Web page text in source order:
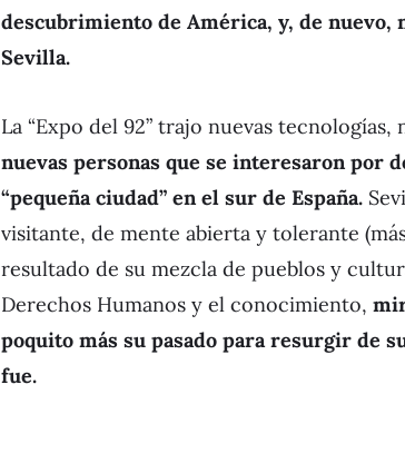
descubrimiento de América, y, de
Sevilla.
La “Expo del 92” trajo nuevas
nuevas personas que se interesaron por
“pequeña ciudad” en el sur de España.
visitante, de mente abierta y tolerante
resultado de su mezcla de pueblos y
Derechos Humanos y el conocimiento,
poquito más su pasado para resurgir de
fue.